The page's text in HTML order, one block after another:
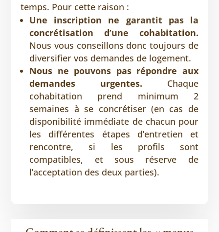
temps. Pour cette raison :
Une inscription ne garantit pas la
concrétisation d’une cohabitation.
Nous vous conseillons donc toujours de
diversifier vos demandes de logement.
Nous ne pouvons pas répondre aux
demandes urgentes. Chaque
cohabitation prend minimum 2
semaines à se concrétiser (en cas de
disponibilité immédiate de chacun pour
les différentes étapes d’entretien et
rencontre, si les profils sont
compatibles, et sous réserve de
l’acceptation des deux parties).